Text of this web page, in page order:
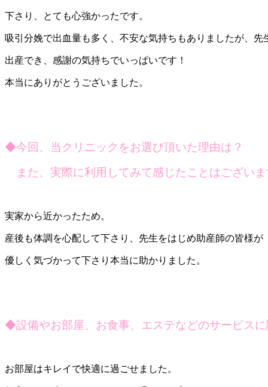
下さり、とても心強かったです。
吸引分娩で出血量も多く、不安な気持ちもありましたが、先
出産でき、感謝の気持ちでいっぱいです！
本当にありがとうございました。
◆今回、当クリニックをお選び頂いた理由は？
また、実際に利用してみて感じたことはござい
実家から近かったため。
産後も体調を心配して下さり、先生をはじめ助産師の皆様が
優しく気づかって下さり本当に助かりました。
◆設備やお部屋、お食事、エステなどのサービス
お部屋はキレイで快適に過ごせました。